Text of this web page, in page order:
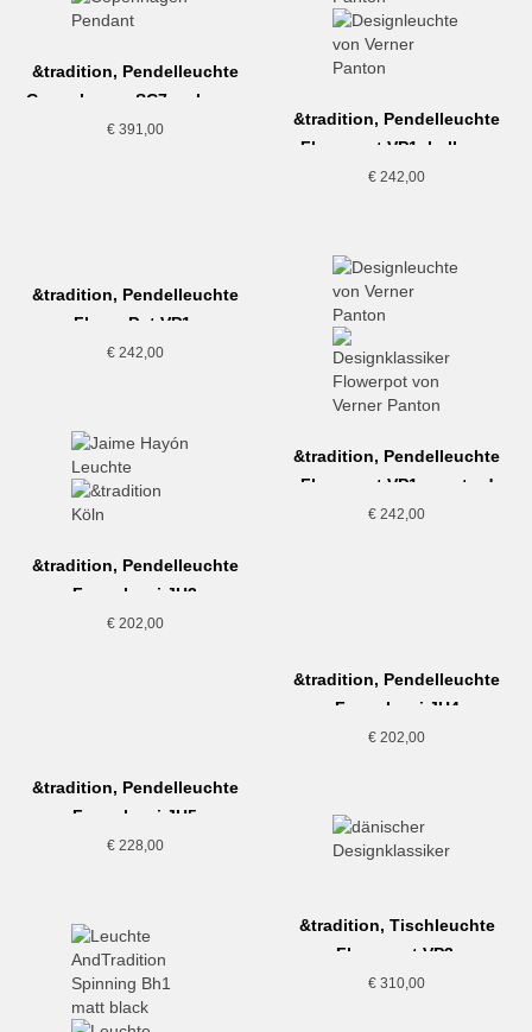
&tradition, Pendelleuchte
Copenhagen SC7, schwarz
€391,00
&tradition, Pendelleuchte
Flowerpot VP1, hellgrau
€ 242,00
&tradition, Pendelleuchte
FlowerPot VP1,
mattschwarz
€242,00
&tradition, Pendelleuchte
Flowerpot VP1, mustard
€ 242,00
&tradition, Pendelleuchte
Formakami JH3
€202,00
&tradition, Pendelleuchte
Formakami JH4
€ 202,00
&tradition, Pendelleuchte
Formakami JH5
€228,00
&tradition, Tischleuchte
Flowerpot VP3,
hellgrau/matt
€ 310,00